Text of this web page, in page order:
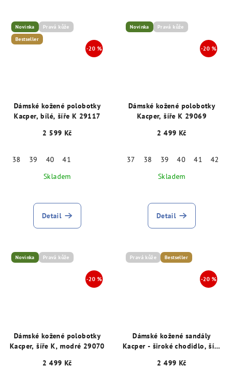
Novinka
Pravá kůže
Bestseller
Dámské kožené polobotky
Kacper, bílé, šíře K 29117
2 599 Kč
38 39 40
41
Skladem
Detail
Novinka Pravá kůže
Dámské kožené polobotky
Kacper, šíře K 29069
2 499 Kč
37 38 39 40 41
42
Skladem
Detail
Novinka Pravá kůže
Dámské kožené polobotky
Kacper, šíře K, modré 29070
2 499 Kč
Pravá kůže Bestseller
Dámské kožené sandály
Kacper - široké chodidlo, šíře
2 499 Kč